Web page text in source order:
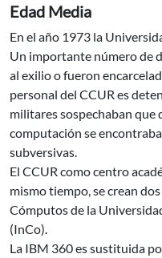
Edad Media
En el año 1973 la
Un importante número de
al exilio o fueron
personal del CCUR es
militares sospechaban que
computación se
subversivas.
El CCUR como centro
mismo tiempo, se crean
Cómputos de la
(InCo).
La IBM 360 es sustituida